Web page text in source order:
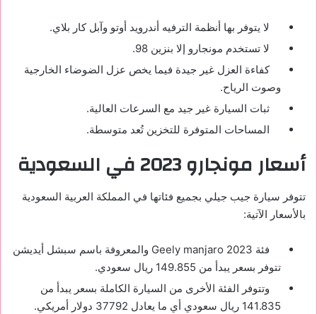
لا يتوفر بها أنظمة الترفيه أندرويد أوتو وآبل كار بلاي.
لا تستخدم مونجارو إلا بنزين 98.
كفاءة العزل غير جيدة فيما يخص عزل الضوضاء الخارجية
وصوت الرياح.
ثبات السيارة غير جيد مع السرعات العالية.
المساحات المتوفرة للتخزين تُعد متوسطة.
أسعار مونجارو 2023 في السعودية
تتوفر سيارة جيب جيلي بجميع فئاتها في المملكة العربية السعودية
بالأسعار الآتية:
فئة Geely manjaro 2023 والمعروفة باسم سبشل أيديشن
تتوفر بسعر يبدأ من 149.855 ريال سعودي.
وتتوفر الفئة الأخرى من السيارة الكاملة بسعر يبدأ من
141.835 ريال سعودي أي ما يعادل 37792 دولار أمريكي.